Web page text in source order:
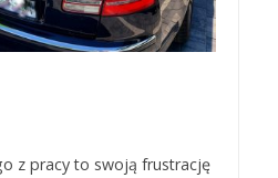
z pracy to swoją frustrację